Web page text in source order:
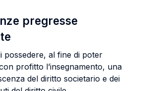
pregresse
possedere, al fine di poter
profitto l’insegnamento, una
del diritto societario e dei